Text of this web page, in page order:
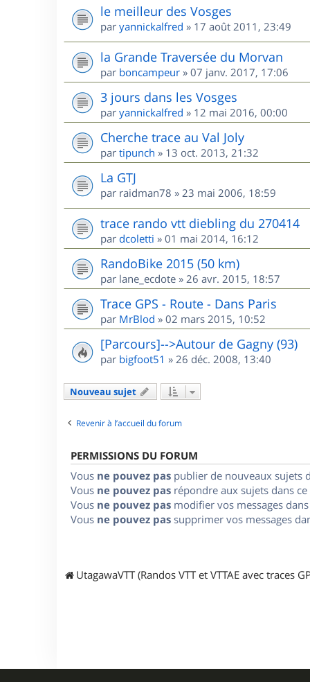
le meilleur des Vosges
par yannickalfred » 17 août 2011, 23:49
la Grande Traversée du Morvan
par boncampeur » 07 janv. 2017, 17:06
3 jours dans les Vosges
par yannickalfred » 12 mai 2016, 00:00
Cherche trace au Val Joly
par tipunch » 13 oct. 2013, 21:32
La GTJ
par raidman78 » 23 mai 2006, 18:59
trace rando vtt diebling du 270414
par dcoletti » 01 mai 2014, 16:12
RandoBike 2015 (50 km)
par lane_ecdote » 26 avr. 2015, 18:57
Trace GPS - Route - Dans Paris
par MrBlod » 02 mars 2015, 10:52
[Parcours]-->Autour de Gagny (93)
par bigfoot51 » 26 déc. 2008, 13:40
Nouveau sujet
Revenir à l’accueil du forum
PERMISSIONS DU FORUM
Vous ne pouvez pas publier de nouveaux sujets
Vous ne pouvez pas répondre aux sujets dans
Vous ne pouvez pas modifier vos messages
Vous ne pouvez pas supprimer vos messages
UtagawaVTT (Randos VTT et VTTAE avec traces